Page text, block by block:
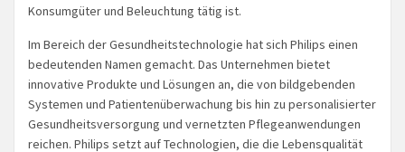
Konsumgüter und Beleuchtung tätig ist.
Im Bereich der Gesundheitstechnologie hat sich Philips einen
bedeutenden Namen gemacht. Das Unternehmen bietet
innovative Produkte und Lösungen an, die von bildgebenden
Systemen und Patientenüberwachung bis hin zu personalisierter
Gesundheitsversorgung und vernetzten Pflegeanwendungen
reichen. Philips setzt auf Technologien, die die Lebensqualität